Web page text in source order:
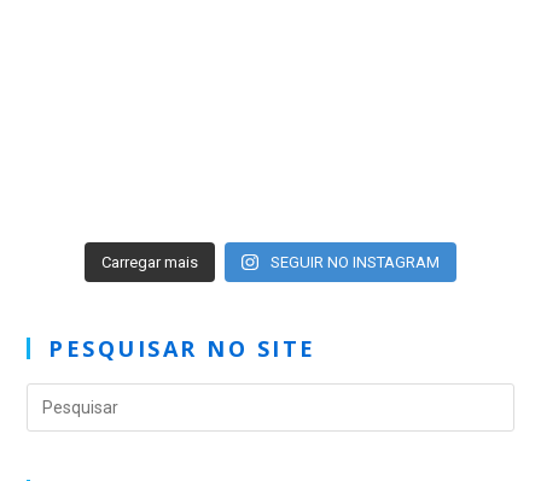
Carregar mais SEGUIR NO INSTAGRAM
PESQUISAR NO SITE